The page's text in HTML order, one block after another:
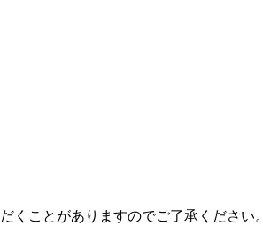
ことがありますのでご了承ください。